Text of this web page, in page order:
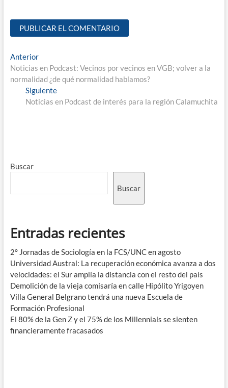
Anterior
Noticias en Podcast: Vecinos por vecinos en VGB; volver a la
normalidad ¿de qué normalidad hablamos?
Siguiente
Noticias en Podcast de interés para la región Calamuchita
Buscar
Buscar
Entradas recientes
2° Jornadas de Sociología en la FCS/UNC en agosto
Universidad Austral: La recuperación económica avanza a dos
velocidades: el Sur amplía la distancia con el resto del país
Demolición de la vieja comisaría en calle Hipólito Yrigoyen
Villa General Belgrano tendrá una nueva Escuela de
Formación Profesional
El 80% de la Gen Z y el 75% de los Millennials se sienten
financieramente fracasados